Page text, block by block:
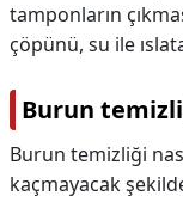
tamponların
çöpünü, su ile
Burun
Burun temizliği
kaçmayacak